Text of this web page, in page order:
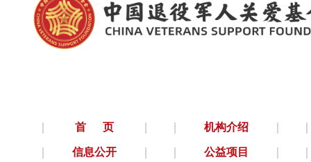
首 页 机构介绍
信息公开 公益项目